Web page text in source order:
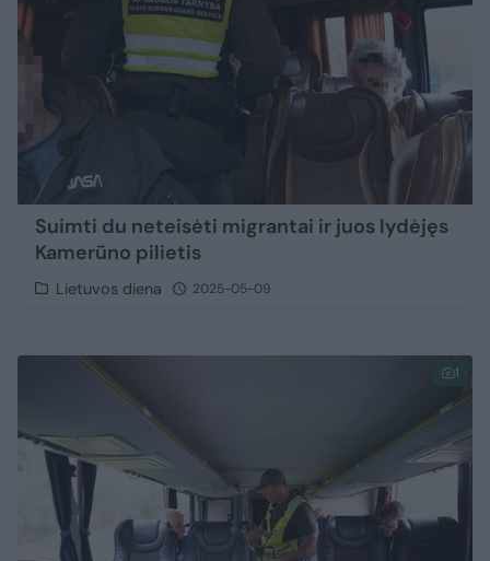
Suimti du neteisėti migrantai ir juos lydėjęs
Kamerūno pilietis
Lietuvos diena 2025-05-09
1